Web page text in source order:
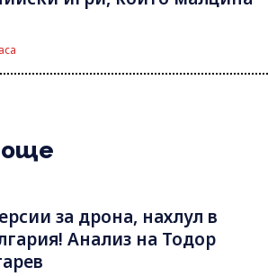
още
за дрона, нахлул в
Анализ на Тодор